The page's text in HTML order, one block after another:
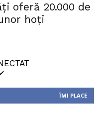
oferă 20.000 de
hoți
ÎMI PLACE